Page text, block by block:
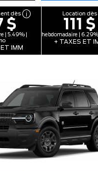
dès
$
| 5.49% |
IMM
Location dès
111 $
hebdomadaire |
+ TAXES ET